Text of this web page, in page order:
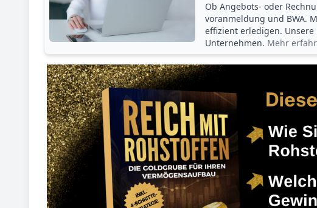
Ob Angebots- oder
voranmeldung und BWA.
effizient erledigen.
Unternehmen. Mehr